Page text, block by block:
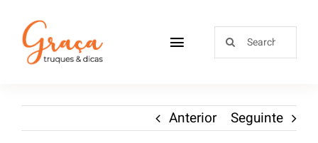
Receitas
Anterior Seguinte